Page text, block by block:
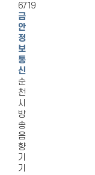
6719
금
안
정
보
통
신
순
천
시
방
송
음
향
기
기